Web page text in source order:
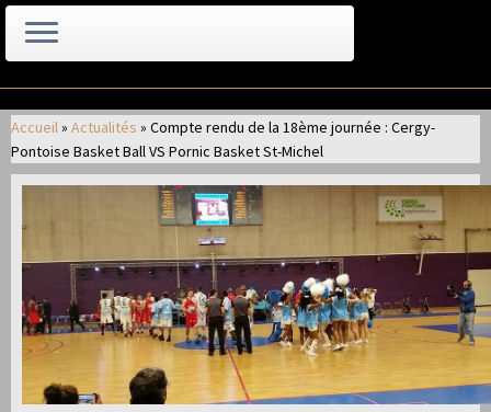
au
contenu
Accueil» Actualités » Compte rendu de la 18ème journée : Cergy-
Pontoise Basket Ball VS Pornic Basket St-Michel